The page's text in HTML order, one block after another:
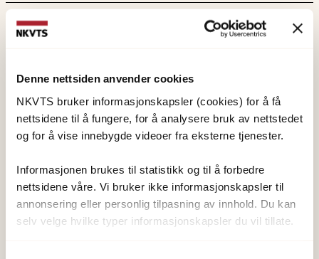
Denne nettsiden anvender cookies
NKVTS bruker informasjonskapsler (cookies) for å få
nettsidene til å fungere, for å analysere bruk av nettstedet
og for å vise innebygde videoer fra eksterne tjenester.
Informasjonen brukes til statistikk og til å forbedre
nettsidene våre. Vi bruker ikke informasjonskapsler til
annonsering eller personlig tilpasning av innhold. Du kan
selv velge hvilke typer informasjonskapsler du vil tillate.
Publisert:
Sist redigert:
om vold og traumatisk stress. Formålet er å bidra
til å forebygge og redusere de helsemessige og
sosiale konsekvensene som vold og traumatisk
stress kan medføre.